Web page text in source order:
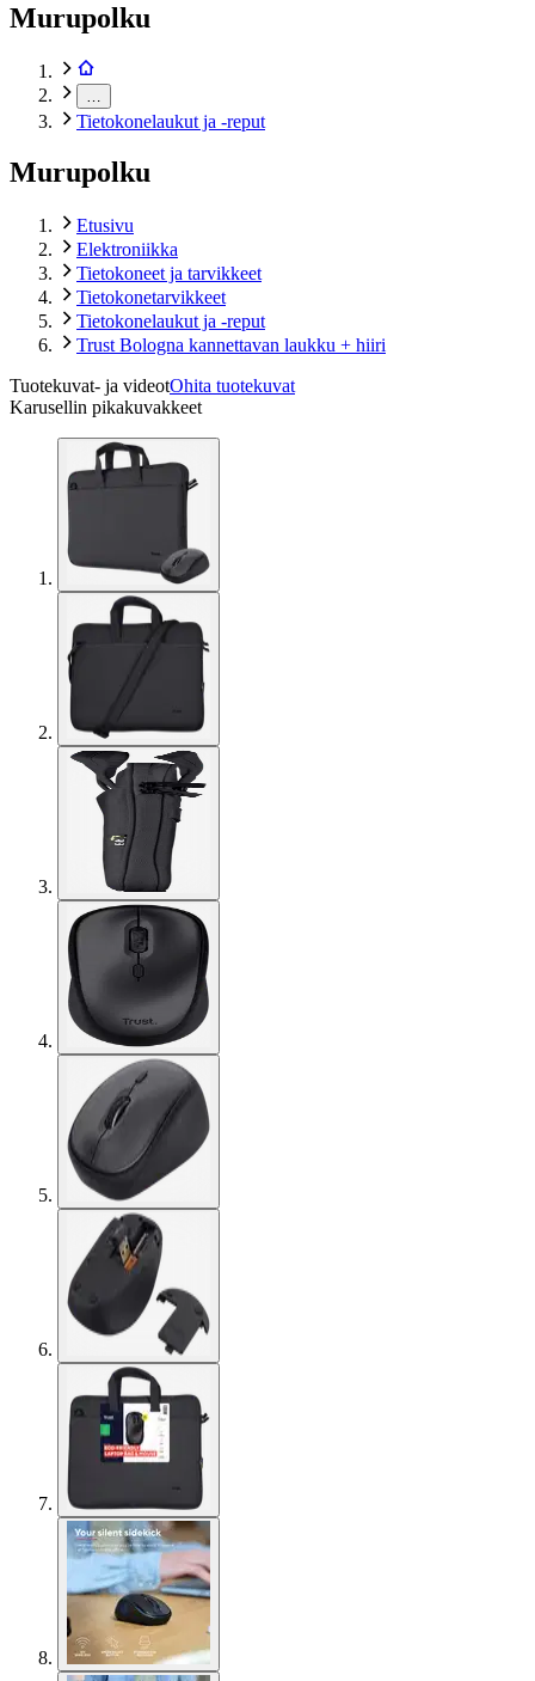
Murupolku
Tietokonelaukut ja -reput
Murupolku
Etusivu
Elektroniikka
Tietokoneet ja tarvikkeet
Tietokonetarvikkeet
Tietokonelaukut ja -reput
Trust Bologna kannettavan laukku + hiiri
Tuotekuvat- ja videotOhita tuotekuvat
Karusellin pikakuvakkeet